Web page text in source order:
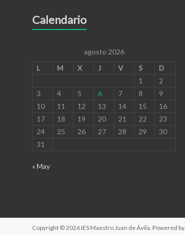
Calendario
agosto 2026
L
M X J V S
D
1
2
3
4 5 6 7 8
9
10
11 12 13 14 15
16
17
18 19 20 21 22
23
24
25 26 27 28 29
30
31
« May
Copyright © 2026 IES Maestro Juan de Ávila . Powered by